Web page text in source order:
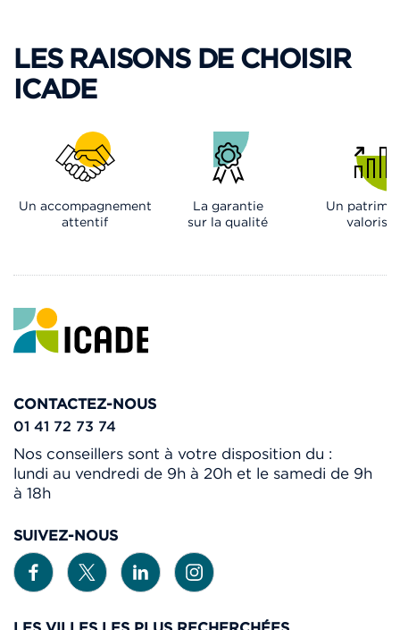
LES RAISONS DE CHOISIR
ICADE
Un accompagnement
attentif
La garantie
sur la qualité
Un
valorisé
CONTACTEZ-NOUS
01 41 72 73 74
Nos conseillers sont à votre disposition du :
lundi au vendredi de 9h à 20h et le samedi de 9h
à 18h
SUIVEZ-NOUS